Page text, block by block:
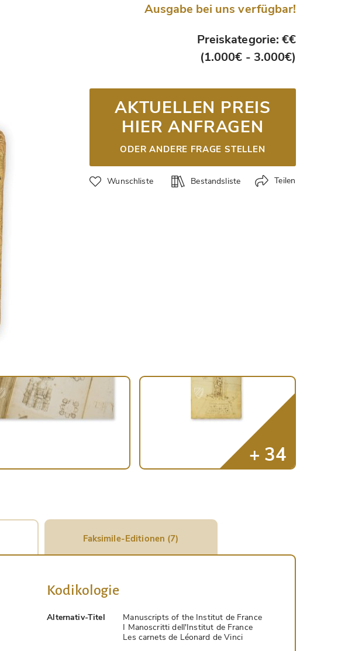
Ausgabe bei uns verfügbar!
Preiskategorie: €€
(1.000€ - 3.000€)
AKTUELLEN PREIS
HIER ANFRAGEN
ODER ANDERE FRAGE STELLEN
Wunschliste Bestandsliste Teilen
Faksimile-Editionen (7)
Kodikologie
Alternativ-Titel
Manuscripts of the Institut de France
I Manoscritti dell'Institut de France
Les carnets de Léonard de Vinci